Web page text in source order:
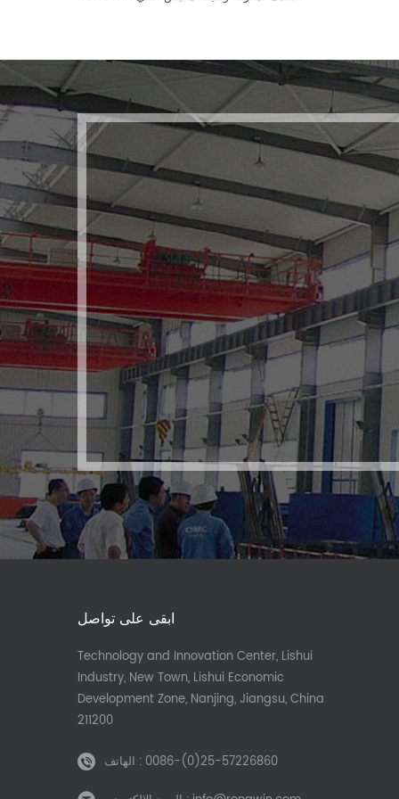
ابقى على تواصل
Technology and Innovation Center, Lishui
Industry, New Town, Lishui Economic
Development Zone, Nanjing, Jiangsu, China
211200
الهاتف : 0086-(0)25-57226860